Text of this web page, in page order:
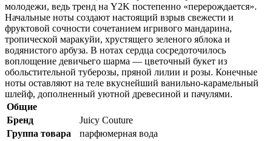
молодежи, ведь тренд на Y2K постепенно «перерождается».
Начальные ноты создают настоящий взрыв свежести и
фруктовой сочности сочетанием игривого мандарина,
тропической маракуйи, хрустящего зеленого яблока и
водянистого арбуза. В нотах сердца сосредоточилось
воплощение девичьего шарма — цветочный букет из
обольстительной туберозы, пряной лилии и розы. Конечные
ноты оставляют на теле вкуснейший ванильно-карамельный
шлейф, дополненный уютной древесиной и пачулями.
Общие
Бренд
Juicy Couture
Группа товара
парфюмерная вода